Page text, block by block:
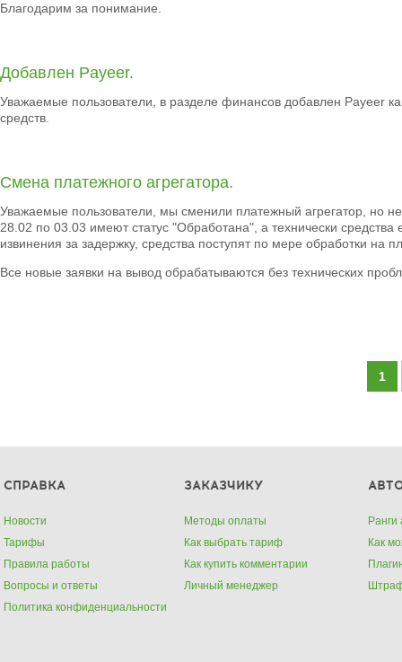
Благодарим за понимание.
Добавлен Payeer.
Уважаемые пользователи, в разделе финансов добавлен Payeer
средств.
Смена платежного агрегатора.
Уважаемые пользователи, мы сменили платежный агрегатор, но
28.02 по 03.03 имеют статус "Обработана", а технически
извинения за задержку, средства поступят по мере обработки на
Все новые заявки на вывод обрабатываются без технических
1
СПРАВКА
Новости
Тарифы
Правила работы
Вопросы и ответы
Политика конфиденциальности
ЗАКАЗЧИКУ
Методы оплаты
Как выбрать тариф
Как купить комментарии
Личный менеджер
Ранги
Как